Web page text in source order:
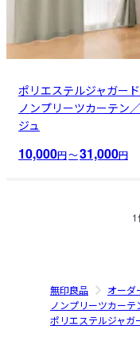
ポリエステルジャガー
ノンプリーツカーテン
ジュ
10,000円〜31,000円
1
無印良品 オーダ
ノンプリーツカーテ
ポリエステルジャガ